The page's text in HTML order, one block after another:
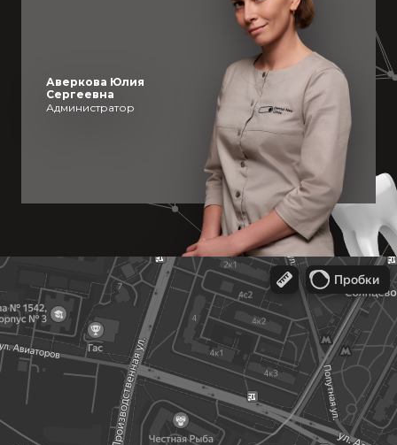
Аверкова Юлия
Сергеевна
Администратор